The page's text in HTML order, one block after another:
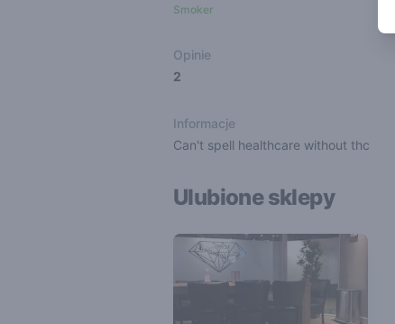
Smoker
Opinie
2
Informacje
Can't spell healthcare without thc
Ulubione sklepy